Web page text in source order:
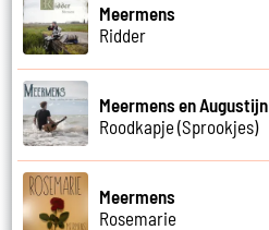
Meermens
Ridder
Meermens en Augustijn
Roodkapje (Sprookjes)
Meermens
Rosemarie